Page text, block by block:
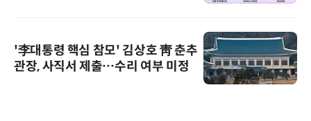
'李대통령 핵심 참모' 김상호 靑 춘추
관장, 사직서 제출…수리 여부 미정